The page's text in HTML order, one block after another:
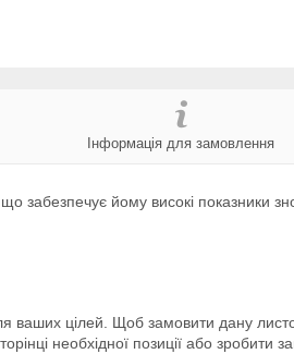
Інформація для замовлення
йому високі показники
ваших цілей. Щоб замовити дану
необхідної позиції або зробити